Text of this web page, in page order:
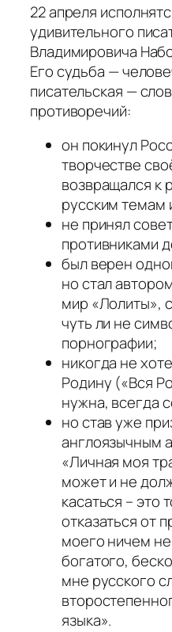
22 апреля
удивительного
Владимировича
Его судьба —
писательская —
противоречий:
он покинул
творчестве
возвращался к
русским темам
не принял
противниками
был верен
но стал
мир «Лолиты»,
чуть ли не
порнографии;
никогда не
Родину («Вся
нужна, всегда
но став уже
англоязычным
«Личная моя
может и не
касаться – это
отказаться от
моего ничем
богатого,
мне русского
языка».